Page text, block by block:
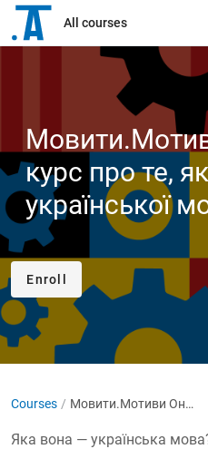
All courses
курс про те,
української
Enroll
Courses Мовити.Мотиви Онлайн-курс про те, як стати носієм української мови
Яка вона — українська